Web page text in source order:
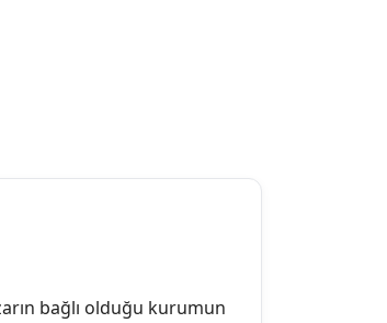
bağlı olduğu kurumun